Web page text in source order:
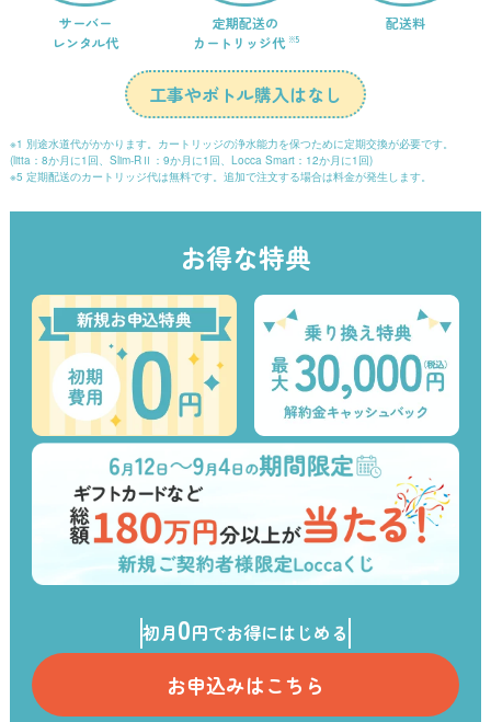
サーバー
レンタル代
定期配送の
カートリッジ代 ※5
配送料
工事やボトル購入はなし
※1 別途水道代がかかります。カートリッジの浄水能力を保つために定期交換が必要です。
(litta：8か月に1回、Slim-RⅡ：9か月に1回、Locca Smart：12か月に1回)
※5 定期配送のカートリッジ代は無料です。追加で注文する場合は料金が発生します。
お得な特典
初月0円でお得にはじめる
お申込みはこちら